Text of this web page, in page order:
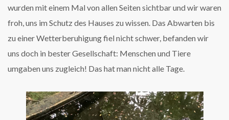
wurden mit einem Mal von allen Seiten sichtbar und wir waren
froh, uns im Schutz des Hauses zu wissen. Das Abwarten bis
zu einer Wetterberuhigung fiel nicht schwer, befanden wir
uns doch in bester Gesellschaft: Menschen und Tiere
umgaben uns zugleich! Das hat man nicht alle Tage.